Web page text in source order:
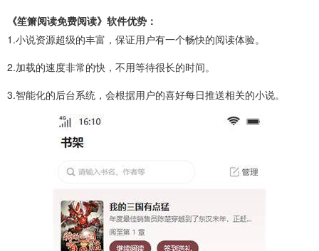
《笙箫阅读免费阅读》软件优势：
1.小说资源超级的丰富，保证用户有一个畅快的阅读体验。
2.加载的速度非常的快，不用等待很长的时间。
3.智能化的后台系统，会根据用户的喜好每日推送相关的小说。